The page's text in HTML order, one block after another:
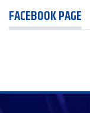
FACEBOOK PAGE